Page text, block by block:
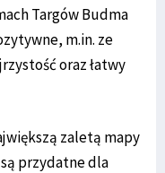
Targów Budma
m.in. ze
oraz łatwy
zaletą mapy
przydatne dla